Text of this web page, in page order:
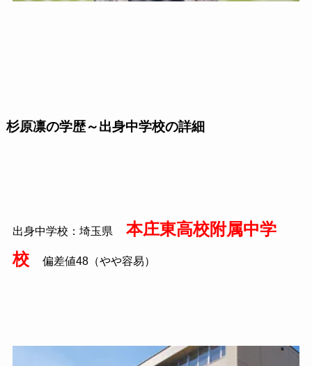
杉原凛の学歴～出身中学校の詳細
出身中学校：埼玉県
本庄東高校附属中学
校
偏差値48（やや容易）